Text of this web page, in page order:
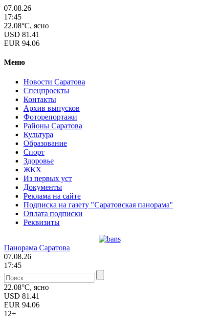
07.08.26
17:45
22.08°C, ясно
USD 81.41
EUR 94.06
Меню
Новости Саратова
Спецпроекты
Контакты
Архив выпусков
Фоторепортажи
Районы Саратова
Культура
Образование
Спорт
Здоровье
ЖКХ
Из пеpвых уст
Документы
Реклама на сайте
Подписка на газету "Саратовская панорама"
Оплата подписки
Реквизиты
Панорама Саратова
07.08.26
17:45
22.08°C, ясно
USD 81.41
EUR 94.06
12+